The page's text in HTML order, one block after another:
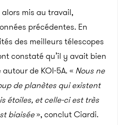
mis au travail,
précédentes. En
des meilleurs télescopes
constaté qu’il y avait bien
de KOI-5A. « Nous ne
de planètes qui existent
étoiles, et celle-ci est très
biaisée», conclut Ciardi.